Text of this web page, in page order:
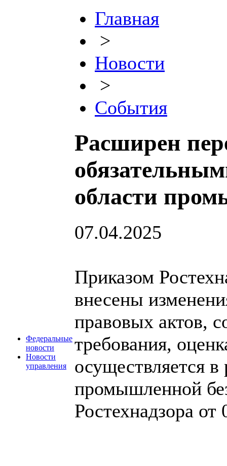
Федеральные
новости
Новости
управления
Главная
>
Новости
>
События
Расширен
области
07.04.2025
Приказом
внесены
правовых актов,
требования,
осуществляется в
промышленной
Ростехнадзора